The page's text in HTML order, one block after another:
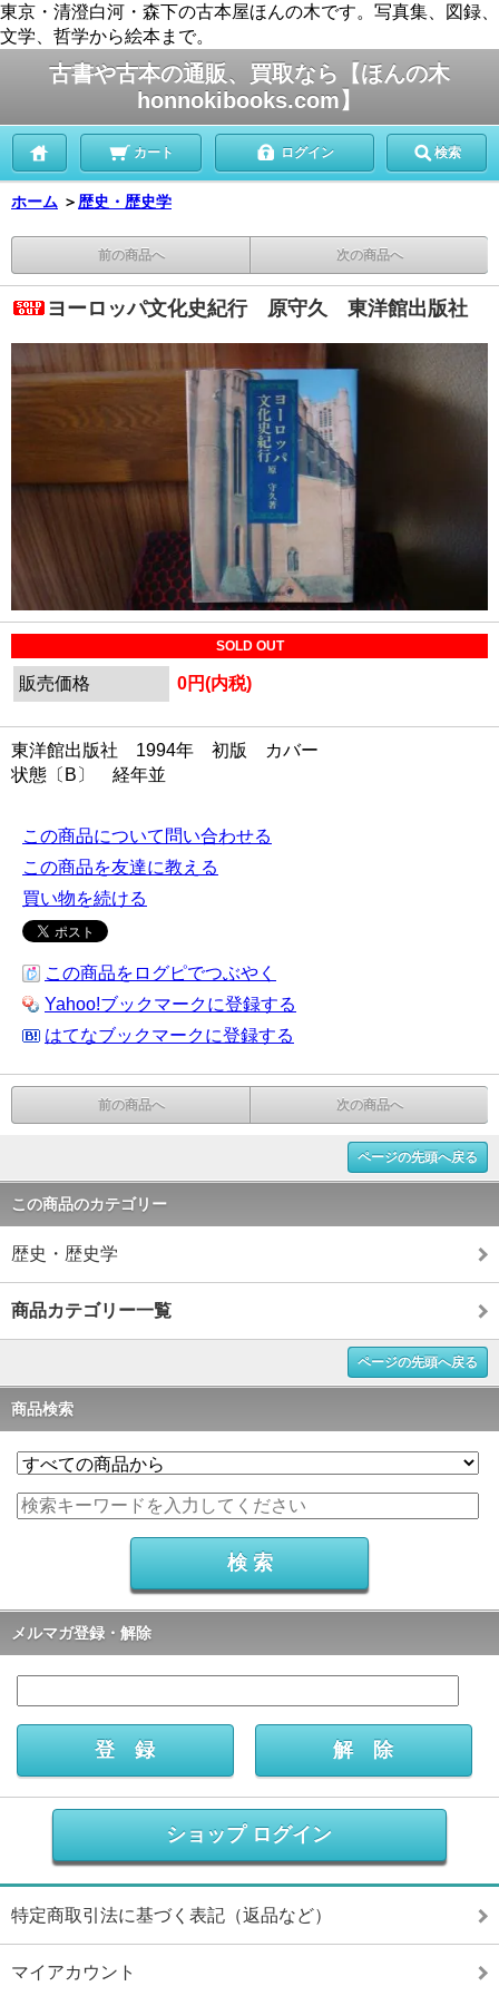
東京・清澄白河・森下の古本屋ほんの木です。写真集、図録、
文学、哲学から絵本まで。
古書や古本の通販、買取なら【ほんの木
honnokibooks.com】
カート ログイン 検索
ホーム ＞ 歴史・歴史学
前の商品へ 次の商品へ
ヨーロッパ文化史紀行 原守久 東洋館出版社
SOLD OUT
販売価格 0円(内税)
東洋館出版社 1994年 初版 カバー
状態〔B〕 経年並
この商品について問い合わせる
この商品を友達に教える
買い物を続ける
この商品をログピでつぶやく
Yahoo!ブックマークに登録する
はてなブックマークに登録する
前の商品へ 次の商品へ
ページの先頭へ戻る
この商品のカテゴリー
歴史・歴史学
商品カテゴリー一覧
ページの先頭へ戻る
商品検索
メルマガ登録・解除
ショップ ログイン
特定商取引法に基づく表記（返品など）
マイアカウント